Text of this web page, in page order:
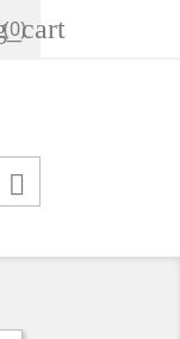
(0)
